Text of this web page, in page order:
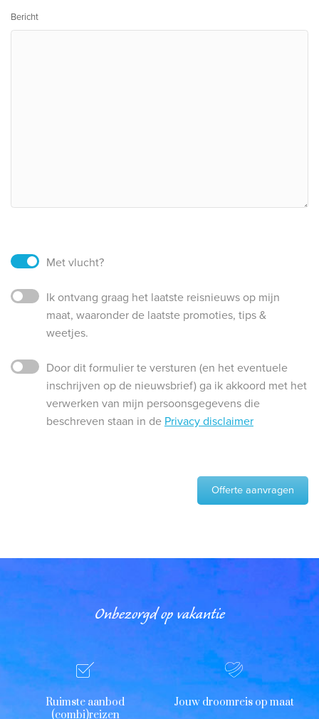
Bericht
Met vlucht?
Ik ontvang graag het laatste reisnieuws op mijn
maat, waaronder de laatste promoties, tips &
weetjes.
Door dit formulier te versturen (en het eventuele
inschrijven op de nieuwsbrief) ga ik akkoord met het
verwerken van mijn persoonsgegevens die
beschreven staan in de Privacy disclaimer
Offerte aanvragen
Onbezorgd op vakantie
Ruimste aanbod
(combi)reizen
Jouw droomreis op maat